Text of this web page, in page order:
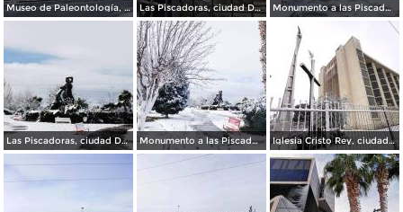
Museo de Paleontología, ciudad Delicias. Las Piscadoras, ciudad Delicias Chihuahua. Monumento a las Piscadoras, ciudad Delicias Chihuahua.
Las Piscadoras, ciudad Delicias. Monumento a las Piscadoras, ciudad Delicias. Iglesia Cristo Rey, ciudad Delicias.